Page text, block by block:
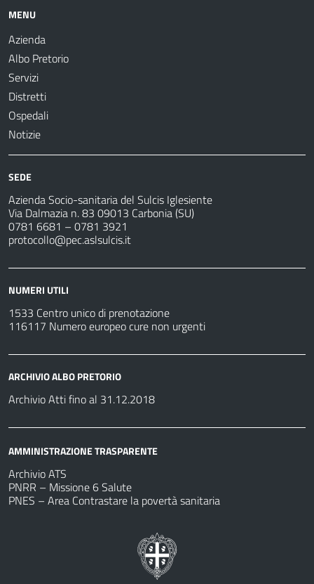
MENU
Azienda
Albo Pretorio
Servizi
Distretti
Ospedali
Notizie
SEDE
Azienda Socio-sanitaria del Sulcis Iglesiente
Via Dalmazia n. 83 09013 Carbonia (SU)
0781 6681 – 0781 3921
protocollo@pec.aslsulcis.it
NUMERI UTILI
1533 Centro unico di prenotazione
116117 Numero europeo cure non urgenti
ARCHIVIO ALBO PRETORIO
Archivio Atti fino al 31.12.2018
AMMINISTRAZIONE TRASPARENTE
Archivio ATS
PNRR – Missione 6 Salute
PNES – Area Contrastare la povertà sanitaria